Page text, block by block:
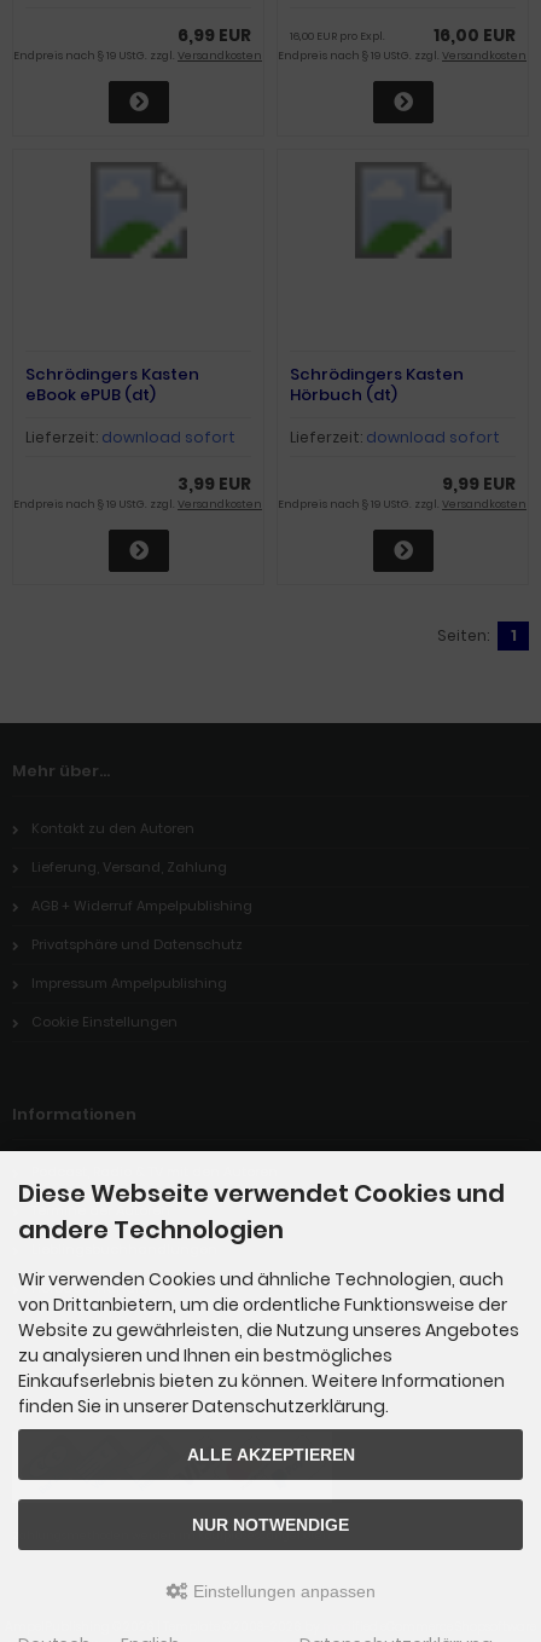
6,99 EUR
Endpreis nach § 19 UStG. zzgl. Versandkosten
16,00 EUR
16,00 EUR pro Expl.
Endpreis nach § 19 UStG. zzgl. Versandkosten
Schrödingers Kasten
eBook ePUB (dt)
Lieferzeit: download sofort
3,99 EUR
Endpreis nach § 19 UStG. zzgl. Versandkosten
Schrödingers Kasten
Hörbuch (dt)
Lieferzeit: download sofort
9,99 EUR
Endpreis nach § 19 UStG. zzgl. Versandkosten
Seiten: 1
Mehr über...
Kontakt zu den Autoren
Lieferung, Versand, Zahlung
AGB + Widerruf Ampelpublishing
Privatsphäre und Datenschutz
Impressum Ampelpublishing
Cookie Einstellungen
Informationen
Hörbuch-Händler
Zahlungsmethoden
Zahlungsmethoden werden im Kaufprozess angeboten.
Diese Webseite verwendet Cookies und
andere Technologien
Wir verwenden Cookies und ähnliche Technologien, auch
von Drittanbietern, um die ordentliche Funktionsweise der
Website zu gewährleisten, die Nutzung unseres Angebotes
zu analysieren und Ihnen ein bestmögliches
Einkaufserlebnis bieten zu können. Weitere Informationen
finden Sie in unserer Datenschutzerklärung.
ALLE AKZEPTIEREN
NUR NOTWENDIGE
Einstellungen anpassen